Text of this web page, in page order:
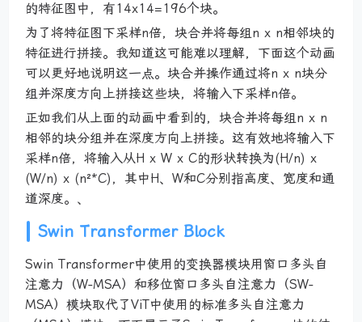
的特征图中，有14x14=196个块。
为了将特征图下采样n倍，块合并将每组n x n相邻块的
特征进行拼接。我知道这可能难以理解，下面这个动画
可以更好地说明这一点。块合并操作通过将n x n块分
组并深度方向上拼接这些块，将输入下采样n倍。
正如我们从上面的动画中看到的，块合并将每组n x n
相邻的块分组并在深度方向上拼接。这有效地将输入下
采样n倍，将输入从H x W x C的形状转换为(H/n) x
(W/n) x (n²*C)，其中H、W和C分别指高度、宽度和通
道深度。、
Swin Transformer Block
Swin Transformer中使用的变换器模块用窗口多头自
注意力（W-MSA）和移位窗口多头自注意力（SW-
MSA）模块取代了ViT中使用的标准多头自注意力